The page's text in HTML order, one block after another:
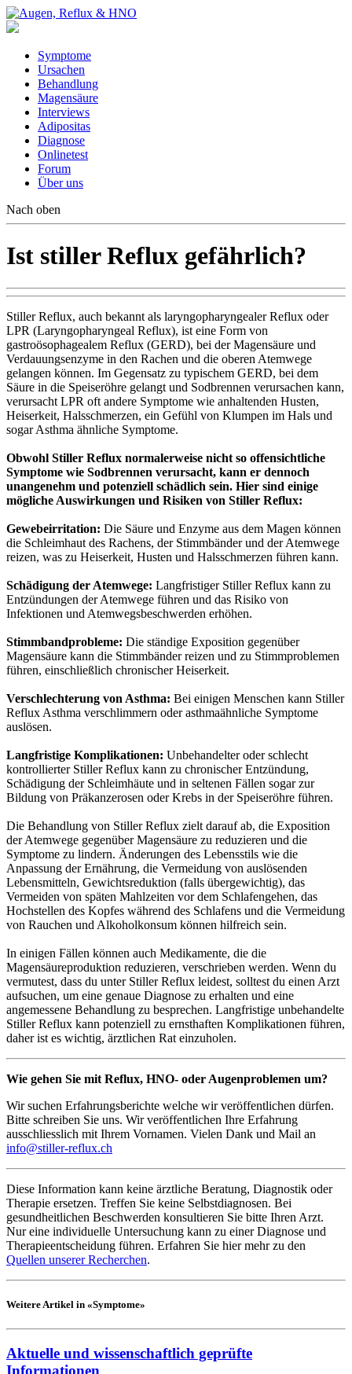
Symptome
Ursachen
Behandlung
Magensäure
Interviews
Adipositas
Diagnose
Onlinetest
Forum
Über uns
Nach oben
Ist stiller Reflux gefährlich?
Stiller Reflux, auch bekannt als laryngopharyngealer Reflux oder
LPR (Laryngopharyngeal Reflux), ist eine Form von
gastroösophagealem Reflux (GERD), bei der Magensäure und
Verdauungsenzyme in den Rachen und die oberen Atemwege
gelangen können. Im Gegensatz zu typischem GERD, bei dem
Säure in die Speiseröhre gelangt und Sodbrennen verursachen kann,
verursacht LPR oft andere Symptome wie anhaltenden Husten,
Heiserkeit, Halsschmerzen, ein Gefühl von Klumpen im Hals und
sogar Asthma ähnliche Symptome.
Obwohl Stiller Reflux normalerweise nicht so offensichtliche
Symptome wie Sodbrennen verursacht, kann er dennoch
unangenehm und potenziell schädlich sein. Hier sind einige
mögliche Auswirkungen und Risiken von Stiller Reflux:
Gewebeirritation: Die Säure und Enzyme aus dem Magen können
die Schleimhaut des Rachens, der Stimmbänder und der Atemwege
reizen, was zu Heiserkeit, Husten und Halsschmerzen führen kann.
Schädigung der Atemwege: Langfristiger Stiller Reflux kann zu
Entzündungen der Atemwege führen und das Risiko von
Infektionen und Atemwegsbeschwerden erhöhen.
Stimmbandprobleme: Die ständige Exposition gegenüber
Magensäure kann die Stimmbänder reizen und zu Stimmproblemen
führen, einschließlich chronischer Heiserkeit.
Verschlechterung von Asthma: Bei einigen Menschen kann Stiller
Reflux Asthma verschlimmern oder asthmaähnliche Symptome
auslösen.
Langfristige Komplikationen: Unbehandelter oder schlecht
kontrollierter Stiller Reflux kann zu chronischer Entzündung,
Schädigung der Schleimhäute und in seltenen Fällen sogar zur
Bildung von Präkanzerosen oder Krebs in der Speiseröhre führen.
Die Behandlung von Stiller Reflux zielt darauf ab, die Exposition
der Atemwege gegenüber Magensäure zu reduzieren und die
Symptome zu lindern. Änderungen des Lebensstils wie die
Anpassung der Ernährung, die Vermeidung von auslösenden
Lebensmitteln, Gewichtsreduktion (falls übergewichtig), das
Vermeiden von späten Mahlzeiten vor dem Schlafengehen, das
Hochstellen des Kopfes während des Schlafens und die Vermeidung
von Rauchen und Alkoholkonsum können hilfreich sein.
In einigen Fällen können auch Medikamente, die die
Magensäureproduktion reduzieren, verschrieben werden. Wenn du
vermutest, dass du unter Stiller Reflux leidest, solltest du einen Arzt
aufsuchen, um eine genaue Diagnose zu erhalten und eine
angemessene Behandlung zu besprechen. Langfristige unbehandelte
Stiller Reflux kann potenziell zu ernsthaften Komplikationen führen,
daher ist es wichtig, ärztlichen Rat einzuholen.
Wie gehen Sie mit Reflux, HNO- oder Augenproblemen um?
Wir suchen Erfahrungsberichte welche wir veröffentlichen dürfen.
Bitte schreiben Sie uns. Wir veröffentlichen Ihre Erfahrung
ausschliesslich mit Ihrem Vornamen. Vielen Dank und Mail an
info@stiller-reflux.ch
Diese Information kann keine ärztliche Beratung, Diagnostik oder
Therapie ersetzen. Treffen Sie keine Selbstdiagnosen. Bei
gesundheitlichen Beschwerden konsultieren Sie bitte Ihren Arzt.
Nur eine individuelle Untersuchung kann zu einer Diagnose und
Therapieentscheidung führen. Erfahren Sie hier mehr zu den
Quellen unserer Recherchen.
Weitere Artikel in «Symptome»
Aktuelle und wissenschaftlich geprüfte
Informationen